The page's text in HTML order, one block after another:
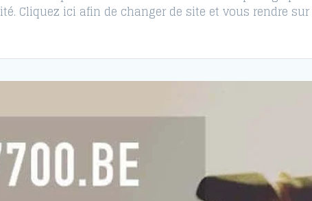
Cliquez ici afin de changer de site et vous rendre